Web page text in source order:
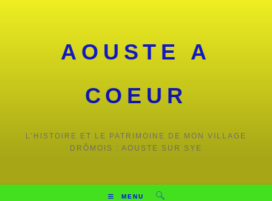
AOUSTE A
COEUR
L’HISTOIRE ET LE PATRIMOINE DE MON VILLAGE
DRÔMOIS : AOUSTE SUR SYE
MENU